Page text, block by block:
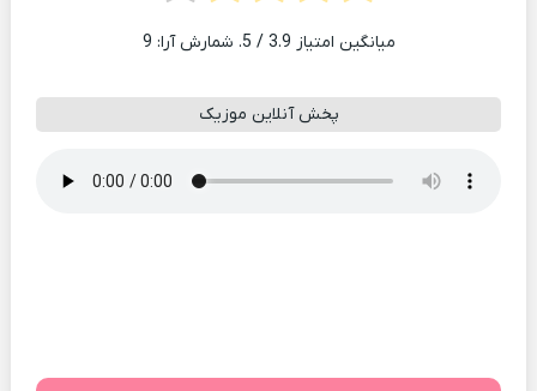
میانگین امتیاز 3.9 / 5. شمارش آرا: 9
پخش آنلاین موزیک